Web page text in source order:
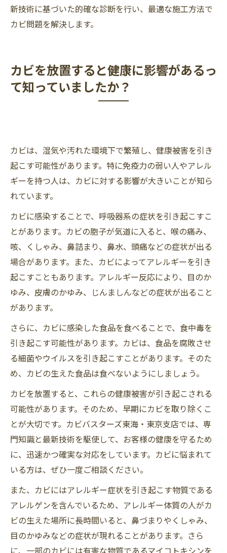
新技術に基づいた的確な診断を行い、最適な施工方法で
カビ問題を解決します。
カビを放置すると健康に影響があるっ
て知っていましたか？
カビは、湿気や汚れた環境下で繁殖し、健康被害を引き
起こす可能性があります。特に免疫力の弱い人やアレル
ギーを持つ人は、カビに対する影響が大きいことが知ら
れています。
カビに感染することで、呼吸器系の症状を引き起こすこ
とがあります。カビの胞子が気道に入ると、喉の痛み、
咳、くしゃみ、鼻詰まり、鼻水、頭痛などの症状が出る
場合があります。また、カビによってアレルギーを引き
起こすこともあります。アレルギー反応により、目のか
ゆみ、皮膚のかゆみ、じんましんなどの症状が出ること
があります。
さらに、カビに感染した食品を食べることで、食中毒を
引き起こす可能性があります。カビは、食品を腐敗させ
る細菌やウイルスを引き起こすことがあります。そのた
め、カビの生えた食品は食べないようにしましょう。
カビを放置すると、これらの健康被害が引き起こされる
可能性があります。そのため、早期にカビを取り除くこ
とが大切です。カビバスターズ東海・東京支店では、専
門知識と最新技術を駆使して、お客様の健康を守るため
に、迅速かつ確実な対応をしています。カビに悩まれて
いる方は、ぜひ一度ご相談ください。
また、カビにはアレルギー症状を引き起こす物質である
アレルゲンを含んでいるため、アレルギー体質の人がカ
ビの生えた場所に長時間いると、鼻づまりやくしゃみ、
目のかゆみなどの症状が現れることがあります。さら
に、一部のカビには有害な物質であるマイコトキシンを